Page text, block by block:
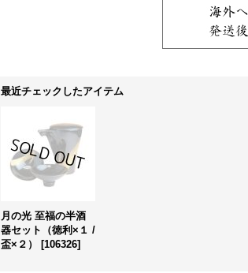
最近チェックしたアイテム
月の光 至福の半酒
器セット（徳利×１ /
盃×２）
[106326]